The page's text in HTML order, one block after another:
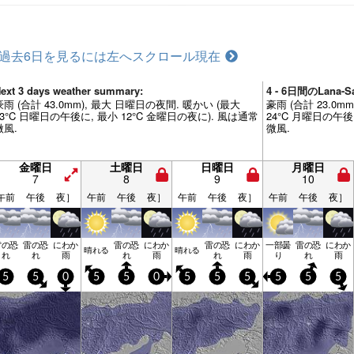
去6日を見るには左へスクロール現在
3 days weather summary:
雨 (合計 43.0mm), 最大 日曜日の夜間. 暖かい (最大
日曜日の午後に, 最小 12°C 金曜日の夜に). 風は通常
風.
4 - 6日間のLana-
豪雨 (合計
24°C 月曜日の午
微風.
金曜日
7
土曜日
8
日曜日
9
月曜日
10
前 午後 夜］ 午前 午後 夜］ 午前 午後 夜］ 午前 午後 夜］
恐
れ
雷の恐
れ
にわか
雨 晴れる 雷の恐
れ
にわか
雨 晴れる 雷の恐
れ
にわか
雨
一部曇
り
雷の恐
れ
にわか
雨
5 5 0 5 5 0 5 5 5 5 5 5